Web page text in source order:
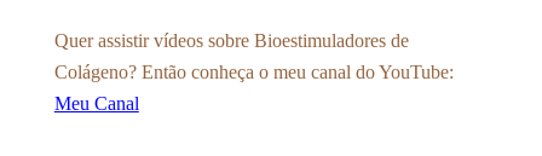
Quer assistir vídeos sobre Bioestimuladores de
Colágeno? Então conheça o meu canal do YouTube:
Meu Canal